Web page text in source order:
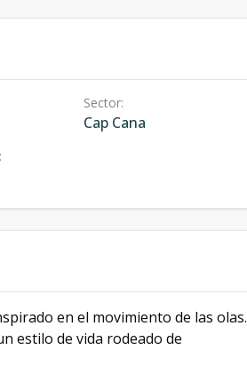
Sector:
Cap Cana
:
en el movimiento de las olas.
estilo de vida rodeado de